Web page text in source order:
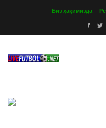
Биз ҳақимизда